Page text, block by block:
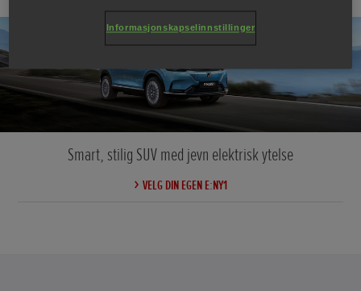
Smart, stilig SUV med jevn elektrisk ytelse
VELG DIN EGEN E:NY1
Informasjonskapselinnstillinger